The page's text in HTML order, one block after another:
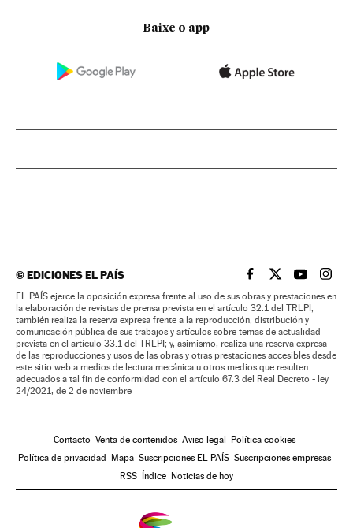
Baixe o app
©EDICIONES EL PAÍS EL PAÍS BRASIL EN
EL PAÍSEL PAÍS
EL
EL PAÍS ejerce la oposición expresa frente al uso de sus obras y prestaciones en
la elaboración de revistas de prensa prevista en el artículo 32.1 del TRLPI;
también realiza la reserva expresa frente a la reproducción, distribución y
comunicación pública de sus trabajos y artículos sobre temas de actualidad
prevista en el artículo 33.1 del TRLPI; y, asimismo, realiza una reserva expresa
de las reproducciones y usos de las obras y otras prestaciones accesibles desde
este sitio web a medios de lectura mecánica u otros medios que resulten
adecuados a tal fin de conformidad con el artículo 67.3 del Real Decreto - ley
24/2021, de 2 de noviembre
Contacto Venta de contenidos Aviso legal
Política cookies
Política de privacidad
Mapa Suscripciones EL PAÍS Suscripciones empresas
RSS
Índice Noticias de hoy